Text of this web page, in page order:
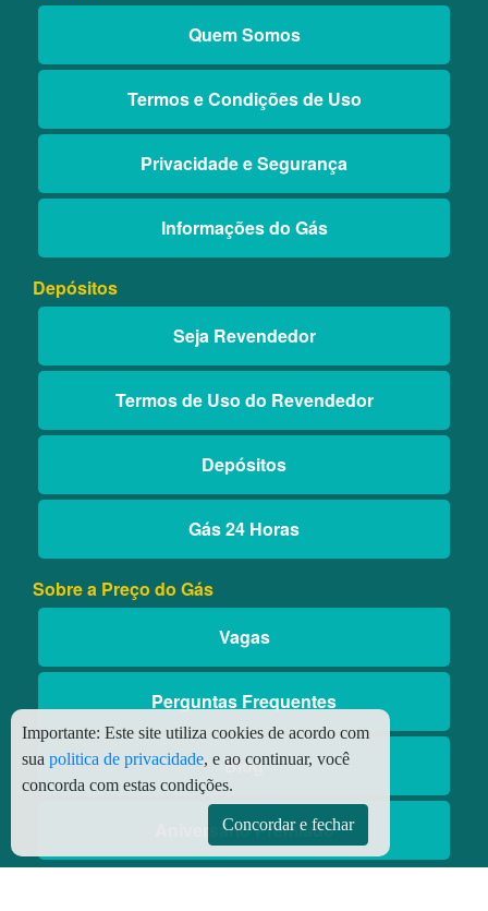
Quem Somos
Termos e Condições de Uso
Privacidade e Segurança
Informações do Gás
Depósitos
Seja Revendedor
Termos de Uso do Revendedor
Depósitos
Gás 24 Horas
Sobre a Preço do Gás
Vagas
Perguntas Frequentes
Blog
Aniversário Premiado
Importante: Este site utiliza cookies de acordo com
sua politica de privacidade, e ao continuar, você
concorda com estas condições.
Concordar e fechar